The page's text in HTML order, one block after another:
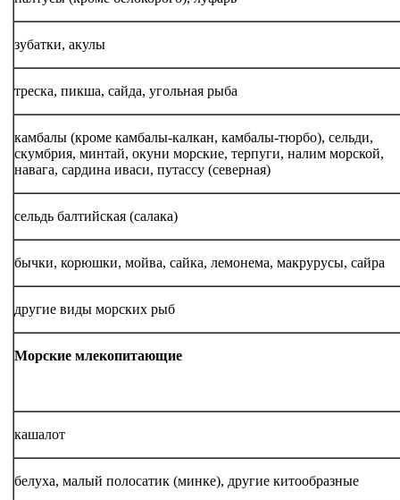
зубатки, акулы
треска, пикша, сайда, угольная рыба
камбалы (кроме камбалы-калкан, камбалы-тюрбо), сельди,
скумбрия, минтай, окуни морские, терпуги, налим морской,
навага, сардина иваси, путассу (северная)
сельдь балтийская (салака)
бычки, корюшки, мойва, сайка, лемонема, макрурусы, сайра
другие виды морских рыб
Морские млекопитающие
кашалот
белуха, малый полосатик (минке), другие китообразные